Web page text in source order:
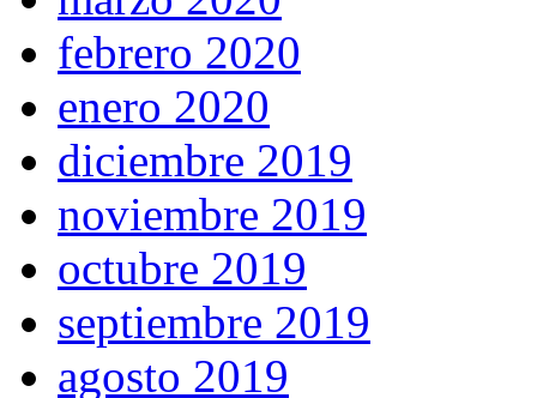
febrero 2020
enero 2020
diciembre 2019
noviembre 2019
octubre 2019
septiembre 2019
agosto 2019